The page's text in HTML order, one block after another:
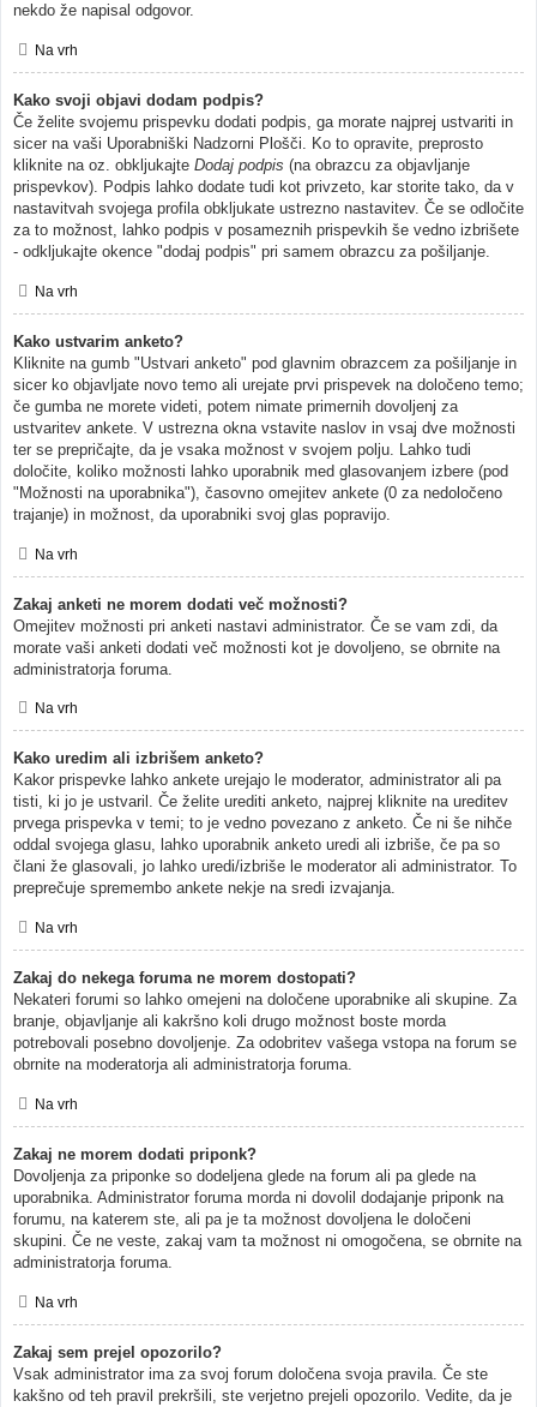
nekdo že napisal odgovor.
Na vrh
Kako svoji objavi dodam podpis?
Če želite svojemu prispevku dodati podpis, ga morate najprej ustvariti in
sicer na vaši Uporabniški Nadzorni Plošči. Ko to opravite, preprosto
kliknite na oz. obkljukajte Dodaj podpis (na obrazcu za objavljanje
prispevkov). Podpis lahko dodate tudi kot privzeto, kar storite tako, da v
nastavitvah svojega profila obkljukate ustrezno nastavitev. Če se odločite
za to možnost, lahko podpis v posameznih prispevkih še vedno izbrišete
- odkljukajte okence "dodaj podpis" pri samem obrazcu za pošiljanje.
Na vrh
Kako ustvarim anketo?
Kliknite na gumb "Ustvari anketo" pod glavnim obrazcem za pošiljanje in
sicer ko objavljate novo temo ali urejate prvi prispevek na določeno temo;
če gumba ne morete videti, potem nimate primernih dovoljenj za
ustvaritev ankete. V ustrezna okna vstavite naslov in vsaj dve možnosti
ter se prepričajte, da je vsaka možnost v svojem polju. Lahko tudi
določite, koliko možnosti lahko uporabnik med glasovanjem izbere (pod
"Možnosti na uporabnika"), časovno omejitev ankete (0 za nedoločeno
trajanje) in možnost, da uporabniki svoj glas popravijo.
Na vrh
Zakaj anketi ne morem dodati več možnosti?
Omejitev možnosti pri anketi nastavi administrator. Če se vam zdi, da
morate vaši anketi dodati več možnosti kot je dovoljeno, se obrnite na
administratorja foruma.
Na vrh
Kako uredim ali izbrišem anketo?
Kakor prispevke lahko ankete urejajo le moderator, administrator ali pa
tisti, ki jo je ustvaril. Če želite urediti anketo, najprej kliknite na ureditev
prvega prispevka v temi; to je vedno povezano z anketo. Če ni še nihče
oddal svojega glasu, lahko uporabnik anketo uredi ali izbriše, če pa so
člani že glasovali, jo lahko uredi/izbriše le moderator ali administrator. To
preprečuje spremembo ankete nekje na sredi izvajanja.
Na vrh
Zakaj do nekega foruma ne morem dostopati?
Nekateri forumi so lahko omejeni na določene uporabnike ali skupine. Za
branje, objavljanje ali kakršno koli drugo možnost boste morda
potrebovali posebno dovoljenje. Za odobritev vašega vstopa na forum se
obrnite na moderatorja ali administratorja foruma.
Na vrh
Zakaj ne morem dodati priponk?
Dovoljenja za priponke so dodeljena glede na forum ali pa glede na
uporabnika. Administrator foruma morda ni dovolil dodajanje priponk na
forumu, na katerem ste, ali pa je ta možnost dovoljena le določeni
skupini. Če ne veste, zakaj vam ta možnost ni omogočena, se obrnite na
administratorja foruma.
Na vrh
Zakaj sem prejel opozorilo?
Vsak administrator ima za svoj forum določena svoja pravila. Če ste
kakšno od teh pravil prekršili, ste verjetno prejeli opozorilo. Vedite, da je